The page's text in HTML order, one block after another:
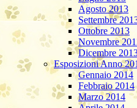
Agosto 2013
Settembre
Ottobre 2013
Novembre
Dicembre
Esposizioni Anno
Gennaio 2014
Febbraio 2014
Marzo 2014